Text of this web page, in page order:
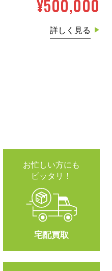
¥500,000
詳しく見る
お忙しい方にも
ピッタリ！
宅配買取